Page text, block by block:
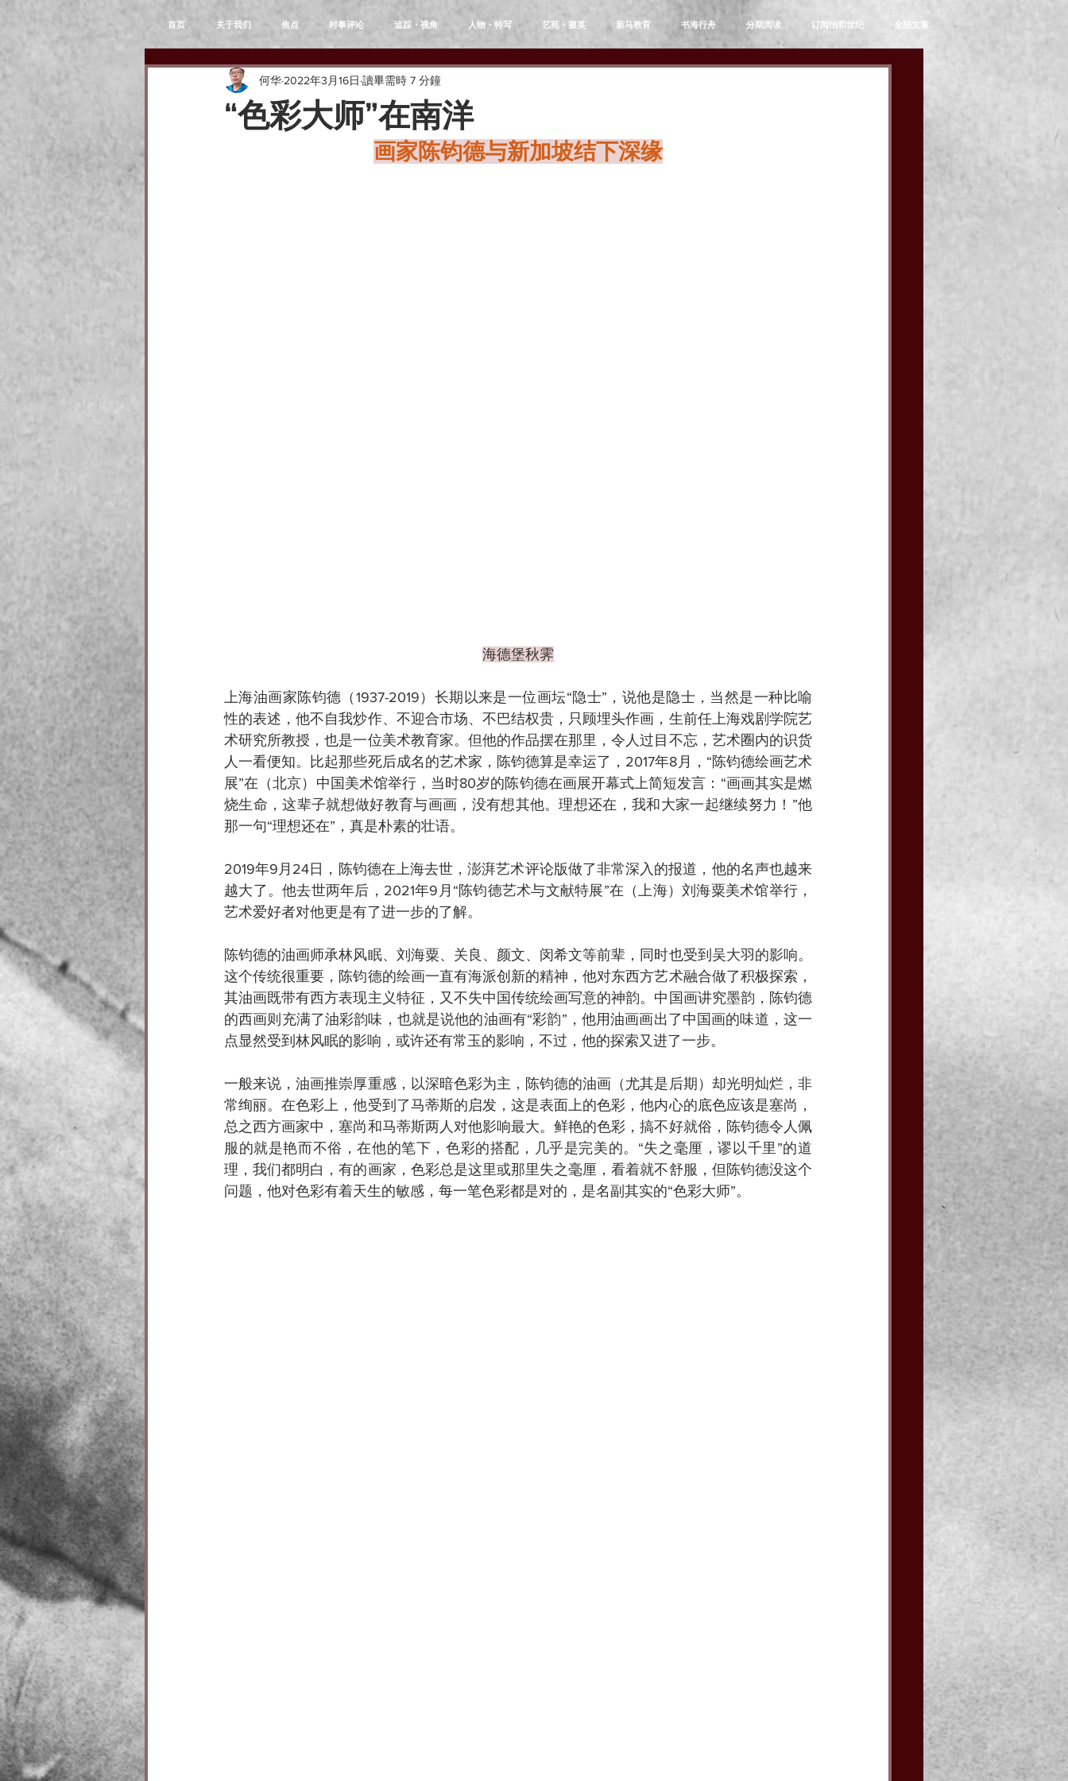
首页 关于我们 焦点 时事评论 追踪・视角 人物・特写 艺苑・掇英 新马教育 书海行舟 分期阅读 订阅怡和世纪 全部文章
“色彩大师”在南洋
何华 2022年3月16日 讀畢需時 7 分鐘
画家陈钧德与新加坡结下深缘
海德堡秋霁
上海油画家陈钧德（1937-2019）长期以来是一位画坛“隐士”，说他是隐士，当然是一种比喻
性的表述，他不自我炒作、不迎合市场、不巴结权贵，只顾埋头作画，生前任上海戏剧学院艺
术研究所教授，也是一位美术教育家。但他的作品摆在那里，令人过目不忘，艺术圈内的识货
人一看便知。比起那些死后成名的艺术家，陈钧德算是幸运了，2017年8月，“陈钧德绘画艺术
展”在（北京）中国美术馆举行，当时80岁的陈钧德在画展开幕式上简短发言：“画画其实是燃
烧生命，这辈子就想做好教育与画画，没有想其他。理想还在，我和大家一起继续努力！”他
那一句“理想还在”，真是朴素的壮语。
2019年9月24日，陈钧德在上海去世，澎湃艺术评论版做了非常深入的报道，他的名声也越来
越大了。他去世两年后，2021年9月“陈钧德艺术与文献特展”在（上海）刘海粟美术馆举行，
艺术爱好者对他更是有了进一步的了解。
陈钧德的油画师承林风眠、刘海粟、关良、颜文、闵希文等前辈，同时也受到吴大羽的影响。
这个传统很重要，陈钧德的绘画一直有海派创新的精神，他对东西方艺术融合做了积极探索，
其油画既带有西方表现主义特征，又不失中国传统绘画写意的神韵。中国画讲究墨韵，陈钧德
的西画则充满了油彩韵味，也就是说他的油画有“彩韵”，他用油画画出了中国画的味道，这一
点显然受到林风眠的影响，或许还有常玉的影响，不过，他的探索又进了一步。
一般来说，油画推崇厚重感，以深暗色彩为主，陈钧德的油画（尤其是后期）却光明灿烂，非
常绚丽。在色彩上，他受到了马蒂斯的启发，这是表面上的色彩，他内心的底色应该是塞尚，
总之西方画家中，塞尚和马蒂斯两人对他影响最大。鲜艳的色彩，搞不好就俗，陈钧德令人佩
服的就是艳而不俗，在他的笔下，色彩的搭配，几乎是完美的。“失之毫厘，谬以千里”的道
理，我们都明白，有的画家，色彩总是这里或那里失之毫厘，看着就不舒服，但陈钧德没这个
问题，他对色彩有着天生的敏感，每一笔色彩都是对的，是名副其实的“色彩大师”。